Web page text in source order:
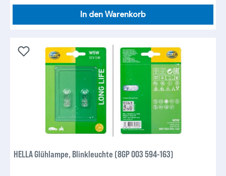
In den Warenkorb
HELLA Glühlampe, Blinkleuchte (8GP 003 594-163)